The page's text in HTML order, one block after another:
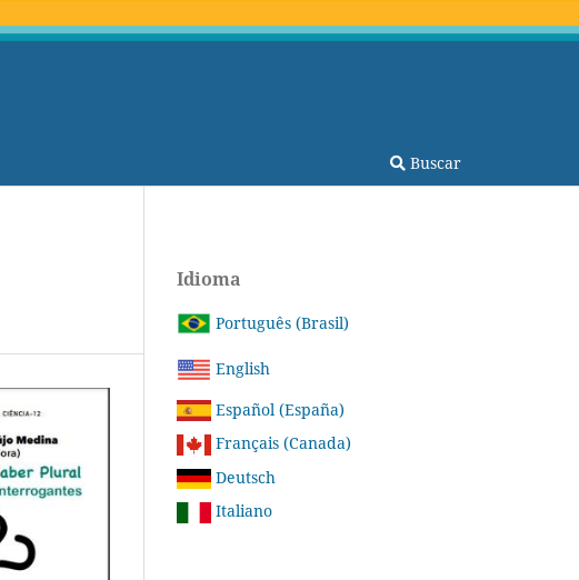
Buscar
Idioma
Português (Brasil)
English
Español (España)
Français (Canada)
Deutsch
Italiano